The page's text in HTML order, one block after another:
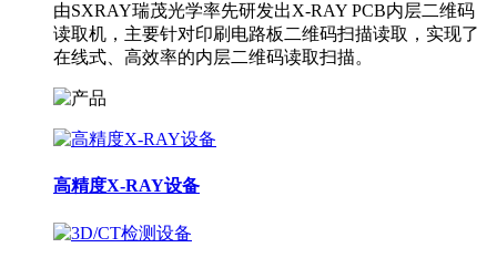
由SXRAY瑞茂光学率先研发出X-RAY PCB内层二维码
读取机，主要针对印刷电路板二维码扫描读取，实现了
在线式、高效率的内层二维码读取扫描。
高精度X-RAY设备